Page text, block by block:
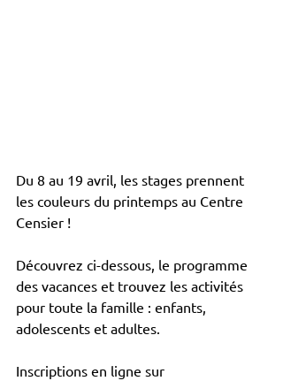
Du 8 au 19 avril, les stages prennent
les couleurs du printemps au Centre
Censier !
Découvrez ci-dessous, le programme
des vacances et trouvez les activités
pour toute la famille : enfants,
adolescents et adultes.
Inscriptions en ligne sur